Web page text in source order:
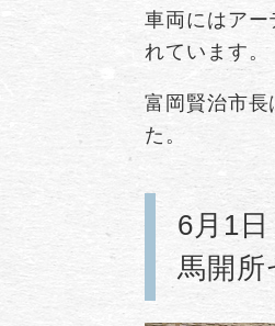
車両にはアー
れています。
富岡賢治市長
た。
6月1
馬開所